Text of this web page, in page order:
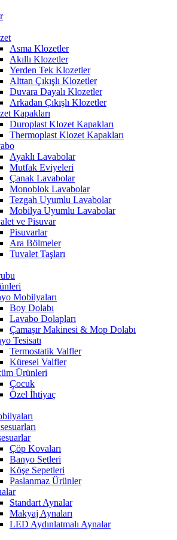
Asma Klozetler
Akıllı Klozetler
Yerden Tek Klozetler
Alttan Çıkışlı Klozetler
Duvara Dayalı Klozetler
Arkadan Çıkışlı Klozetler
Kapakları
Duroplast Klozet Kapakları
Thermoplast Klozet Kapakları
Ayaklı Lavabolar
Mutfak Eviyeleri
Çanak Lavabolar
Monoblok Lavabolar
Tezgah Uyumlu Lavabolar
Mobilya Uyumlu Lavabolar
ve Pisuvar
Pisuvarlar
Ara Bölmeler
Tuvalet Taşları
Mobilyaları
Boy Dolabı
Lavabo Dolapları
Çamaşır Makinesi & Mop Dolabı
Tesisatı
Termostatik Valfler
Küresel Valfler
Ürünleri
Çocuk
Özel İhtiyaç
Çöp Kovaları
Banyo Setleri
Köşe Sepetleri
Paslanmaz Ürünler
Standart Aynalar
Makyaj Aynaları
LED Aydınlatmalı Aynalar